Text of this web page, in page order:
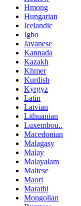
Hmong
Hungarian
Icelandic
Igbo
Javanese
Kannada
Kazakh
Khmer
Kurdish
Kyrgyz
Latin
Latvian
Lithuanian
Luxembou..
Macedonian
Malagasy
Malay
Malayalam
Maltese
Maori
Marathi
Mongolian